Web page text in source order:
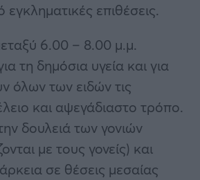
επιθέσεις.
6.00 – 8.00 μ.μ.
τη δημόσια υγεία και για
όλων των ειδών τις
και αψεγάδιαστο τρόπο.
δουλειά των γονιών
με τους γονείς) και
σε θέσεις μεσαίας